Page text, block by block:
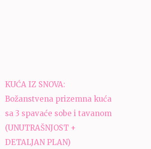
Navigacija
članaka
KUĆA IZ SNOVA:
Božanstvena prizemna kuća
sa 3 spavaće sobe i tavanom
(UNUTRAŠNJOST +
DETALJAN PLAN)